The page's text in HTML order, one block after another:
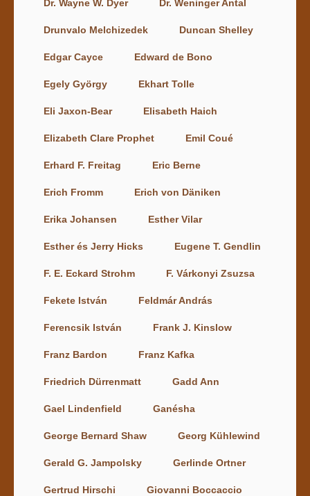
Dr. Wayne W. Dyer Dr. Weninger Antal
Drunvalo Melchizedek Duncan Shelley
Edgar Cayce Edward de Bono
Egely György Ekhart Tolle
Eli Jaxon-Bear Elisabeth Haich
Elizabeth Clare Prophet Emil Coué
Erhard F. Freitag Eric Berne
Erich Fromm Erich von Däniken
Erika Johansen Esther Vilar
Esther és Jerry Hicks Eugene T. Gendlin
F. E. Eckard Strohm F. Várkonyi Zsuzsa
Fekete István Feldmár András
Ferencsik István Frank J. Kinslow
Franz Bardon Franz Kafka
Friedrich Dürrenmatt Gadd Ann
Gael Lindenfield Ganésha
George Bernard Shaw Georg Kühlewind
Gerald G. Jampolsky Gerlinde Ortner
Gertrud Hirschi Giovanni Boccaccio